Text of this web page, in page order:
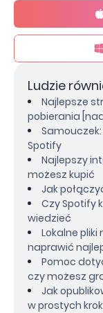
Ludzie
Najlepsze
pobierania
Spotify
Najlepszy
możesz kupić
Jak
Czy Spotify
wiedzieć
Lokalne
naprawić
Pomoc
czy możesz
Jak
w prostych